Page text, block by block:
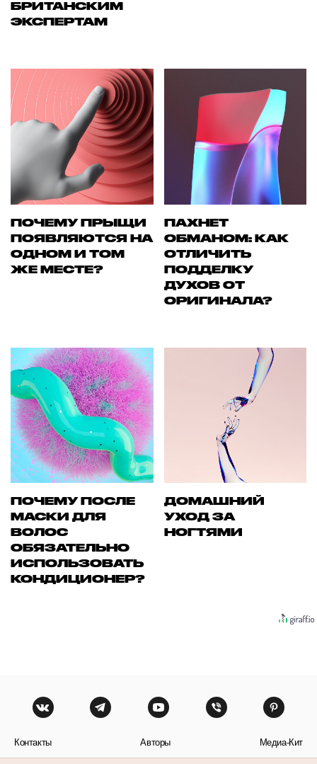
БРИТАНСКИМ
ЭКСПЕРТАМ
ПОЧЕМУ ПРЫЩИ
ПОЯВЛЯЮТСЯ НА
ОДНОМ И ТОМ
ЖЕ МЕСТЕ?
ПАХНЕТ
ОБМАНОМ: КАК
ОТЛИЧИТЬ
ПОДДЕЛКУ
ДУХОВ ОТ
ОРИГИНАЛА?
ПОЧЕМУ ПОСЛЕ
МАСКИ ДЛЯ
ВОЛОС
ОБЯЗАТЕЛЬНО
ИСПОЛЬЗОВАТЬ
КОНДИЦИОНЕР?
ДОМАШНИЙ
УХОД ЗА
НОГТЯМИ
Контакты Авторы Медиа-Кит